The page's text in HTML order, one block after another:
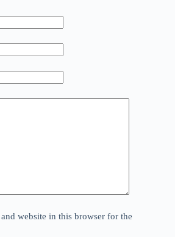
website in this browser for the